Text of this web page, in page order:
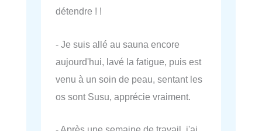
détendre ! !
- Je suis allé au sauna encore
aujourd'hui, lavé la fatigue, puis est
venu à un soin de peau, sentant les
os sont Susu, apprécie vraiment.